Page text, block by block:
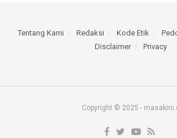
Tentang Kami Redaksi Kode Etik
Disclaimer
Privacy
Copyright © 2025 -